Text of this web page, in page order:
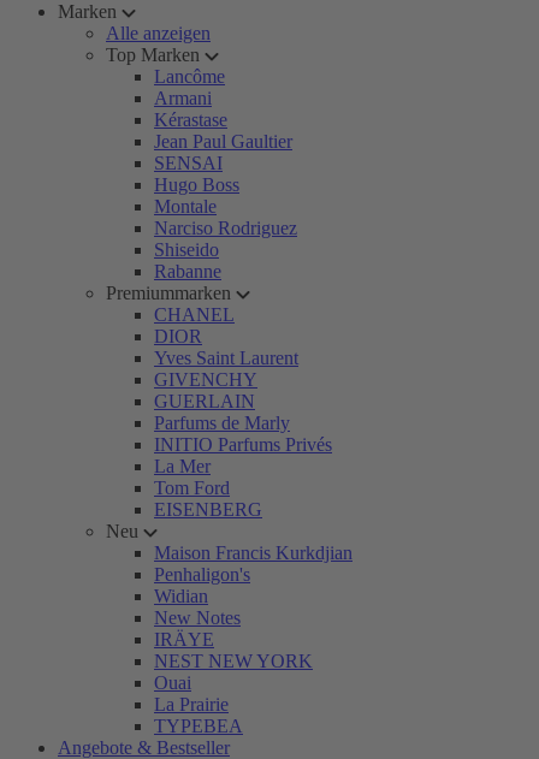
Marken
Alle anzeigen
Top Marken
Lancôme
Armani
Kérastase
Jean Paul Gaultier
SENSAI
Hugo Boss
Montale
Narciso Rodriguez
Shiseido
Rabanne
Premiummarken
CHANEL
DIOR
Yves Saint Laurent
GIVENCHY
GUERLAIN
Parfums de Marly
INITIO Parfums Privés
La Mer
Tom Ford
EISENBERG
Neu
Maison Francis Kurkdjian
Penhaligon's
Widian
New Notes
IRÄYE
NEST NEW YORK
Ouai
La Prairie
TYPEBEA
Angebote & Bestseller